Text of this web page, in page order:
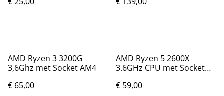
AMD Ryzen 3 3200G
3,6Ghz met Socket AM4
€ 65,00
AMD Ryzen 5 2600X
3.6GHz CPU met Socket
€ 59,00